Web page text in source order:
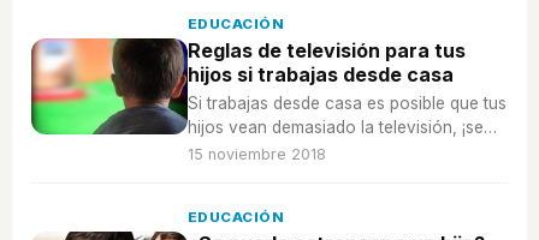
EDUCACIÓN
Reglas de televisión para tus
hijos si trabajas desde casa
Si trabajas desde casa es posible que tus
hijos vean demasiado la televisión, ¡se
necesitan reglas para evitar que la
15 noviembre 2018
EDUCACIÓN